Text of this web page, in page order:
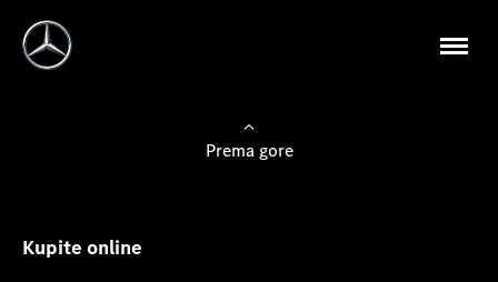
Prema gore
Kupite online